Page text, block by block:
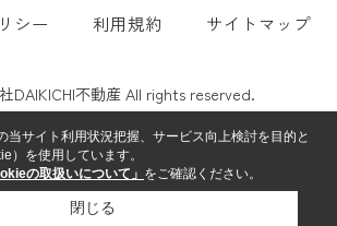
シー 利用規約 サイトマップ
DAIKICHI不動産 All rights reserved.
当サイト利用状況把握、サービス向上検討を目的と
）を使用しています。
の取扱いについて」 をご確認ください。
閉じる